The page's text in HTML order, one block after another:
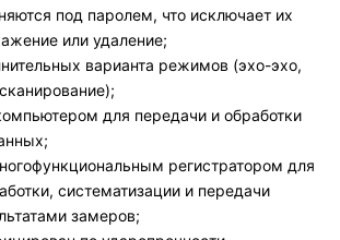
под паролем, что исключает их
или удаление;
варианта режимов (эхо-эхо,
для передачи и обработки
регистратором для
систематизации и передачи
замеров;